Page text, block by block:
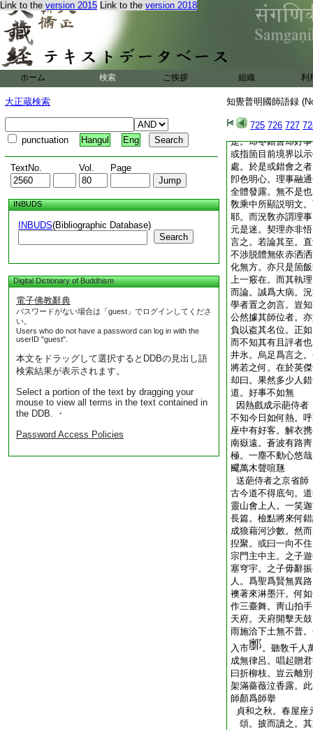
Link to the version 2015 Link to the version 2018
ホーム 検索 ご挨拶 組織 利
大正蔵検索
punctuation Hangul Eng
TextNo. Vol. Page
INBUDS
INBUDS(Bibliographic Database)
Search
Digital Dictionary of Buddhism
電子佛教辭典
パスワードがない場合は「guest」でログインしてくださ
い。
Users who do not have a password can log in with the
userID "guest".
本文をドラッグして選択するとDDBの見出し語
検索結果が表示されます。
Select a portion of the text by dragging your
mouse to view all terms in the text contained in
the DDB. ・
Password Access Policies
知覺普明國師語録
725 726 727
搜索求奇拈出人前
人容易便乃亂統。
曰。迷時人逐法。
迷時色攝識。此謂
喝。而不知其爲棒
羅列明窓事。果孰
不審。今之參學者
奇特事。但得少爲
是。却冬錯會却好
或指箇目前境界以
處。於是或錯會之
卽色明心。理事融
全體發露。無不是
敎乘中所顯説明文
耶。而況敎亦謂理
元是迷。契理亦非
言之。若論其至。
不涉脱體無依赤洒
化無方。亦只是箇
上一竅在。而其執
而論。誠爲大病。
學者置之勿言。豈
公然據其師位者。
負以盗其名位。正
而不知其有且評者
井氷。烏足爲言之
將若之何。在於英
却曰。果然多少人
道。好事不如無
因熱戲成示葩侍者
不知今日如何熱。
座中有好客。解衣
南嶽遠。蒼波有路
極。一塵不動心悠
飂萬木聲喧豗
送葩侍者之京省師
古今道不得底句。
靈山會上人。一笑
長篇。檢點將來何
成狼藉河沙數。然
揑聚。或曰一向不
宗門主中主。之子
塞穹宇。之子毋辭
人。爲聖爲賢無異
襖著來淋墨汗。何
作三臺舞。靑山拍
天府。天府開擊天
雨施洽下土無不普
入市
。聽敎千人
成無律呂。唱起贈
曰折柳枝。豈云離
架滿薔薇泣香露。
師顏爲師擧
貞和之秋。春屋座
頌。披而讀之。